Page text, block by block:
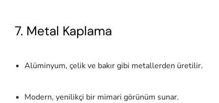
7. Metal Kaplama
Alüminyum, çelik ve bakır gibi metallerden üretilir.
Modern, yenilikçi bir mimari görünüm sunar.